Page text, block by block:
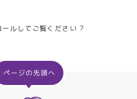
ルしてご覧ください ?